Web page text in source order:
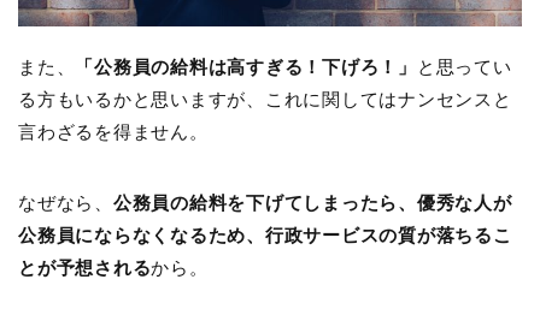
また、 「公務員の給料は高すぎる！下げろ！」
と思ってい
る方もいるかと思いますが、これに関してはナンセンスと
言わざるを得ません。
なぜなら、 公務員の給料を下げてしまったら、優秀な人が
公務員にならなくなるため、行政サービスの質が落ちるこ
とが予想されるから。